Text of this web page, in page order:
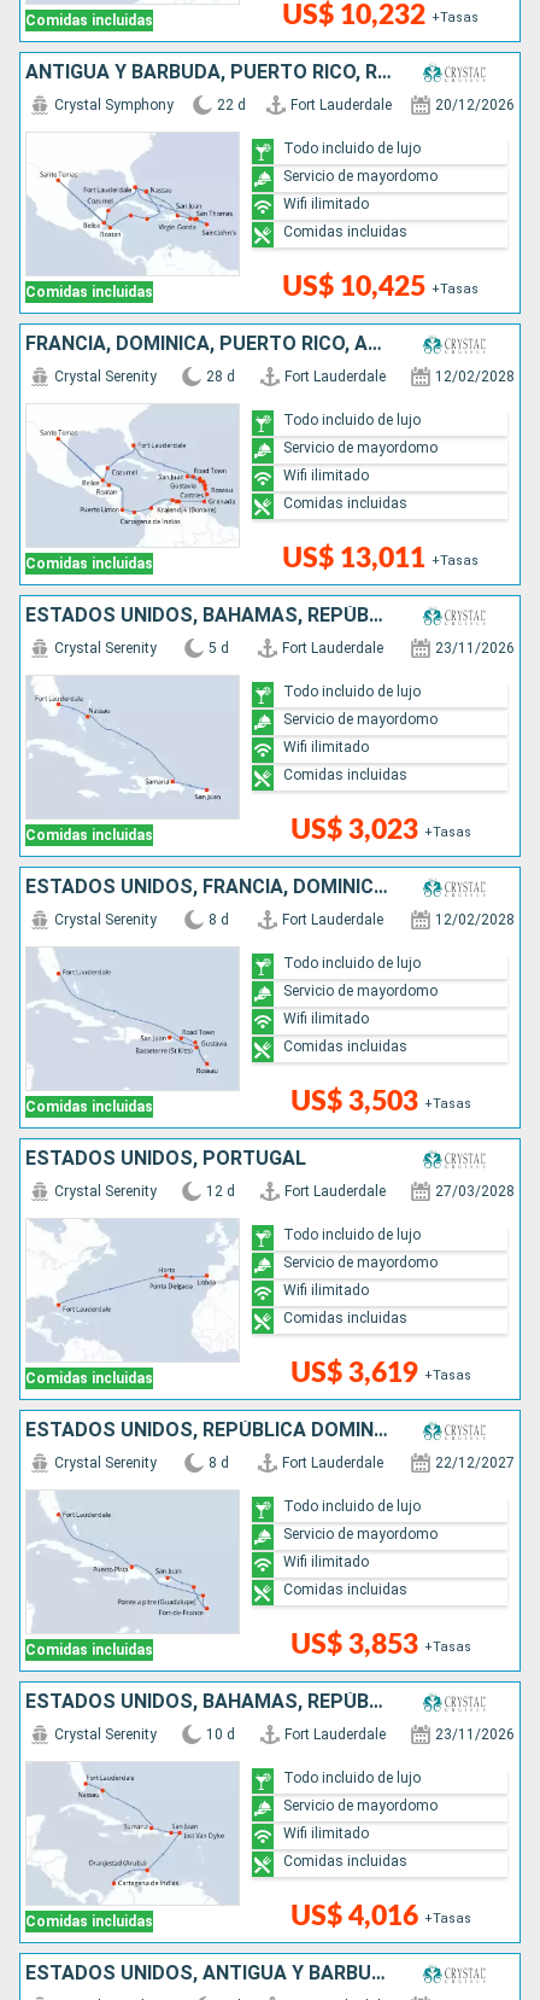
Comidas incluidas US$ 10,232 +Tasas
ANTIGUA Y BARBUDA, PUERTO RICO, REPÚBLICA DOMINICANA, ESTADOS UNIDOS, MÉXICO, BELICE, HONDURAS, ISLAS CAIMÁN, JAMAICA, BAHAMAS
Comidas incluidas
Crystal Symphony 22 d Fort Lauderdale 20/12/2026
US$ 10,425 +Tasas
Todo incluido de lujo
Servicio de mayordomo
Wifi ilimitado
Comidas incluidas
FRANCIA, DOMINICA, PUERTO RICO, ANTIGUA Y BARBUDA, SANTA LUCIA, GRENADA, ARUBA, COLOMBIA, PANAMÁ, COSTA RICA, HONDURAS, BELICE, MÉXICO, ESTADOS UNIDOS
Comidas incluidas
Crystal Serenity 28 d Fort Lauderdale 12/02/2028
US$ 13,011 +Tasas
Todo incluido de lujo
Servicio de mayordomo
Wifi ilimitado
Comidas incluidas
ESTADOS UNIDOS, BAHAMAS, REPÚBLICA DOMINICANA, PUERTO RICO
Comidas incluidas
Crystal Serenity 5 d Fort Lauderdale 23/11/2026
US$ 3,023 +Tasas
Todo incluido de lujo
Servicio de mayordomo
Wifi ilimitado
Comidas incluidas
ESTADOS UNIDOS, FRANCIA, DOMINICA, PUERTO RICO
Comidas incluidas
Crystal Serenity 8 d Fort Lauderdale 12/02/2028
US$ 3,503 +Tasas
Todo incluido de lujo
Servicio de mayordomo
Wifi ilimitado
Comidas incluidas
ESTADOS UNIDOS, PORTUGAL
Comidas incluidas
Crystal Serenity 12 d Fort Lauderdale 27/03/2028
US$ 3,619 +Tasas
Todo incluido de lujo
Servicio de mayordomo
Wifi ilimitado
Comidas incluidas
ESTADOS UNIDOS, REPÚBLICA DOMINICANA, PUERTO RICO
Comidas incluidas
Crystal Serenity 8 d Fort Lauderdale 22/12/2027
US$ 3,853 +Tasas
Todo incluido de lujo
Servicio de mayordomo
Wifi ilimitado
Comidas incluidas
ESTADOS UNIDOS, BAHAMAS, REPÚBLICA DOMINICANA, PUERTO RICO, ARUBA, COLOMBIA
Comidas incluidas
Crystal Serenity 10 d Fort Lauderdale 23/11/2026
US$ 4,016 +Tasas
Todo incluido de lujo
Servicio de mayordomo
Wifi ilimitado
Comidas incluidas
ESTADOS UNIDOS, ANTIGUA Y BARBUDA, FRANCIA, PUERTO RICO